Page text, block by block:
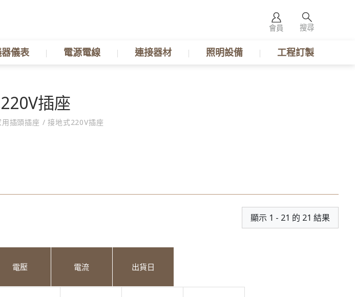
會員 搜尋
儀表 電源電線 連接器材 照明設備 工程訂製
插座
插頭插座 / 接地式220V插座
顯示 1 - 21 的 21 結果
電壓 電流 出貨日